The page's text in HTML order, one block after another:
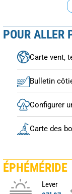
POUR ALLER
Carte vent,
Bulletin
Configurer
Carte des
ÉPHÉMÉRIDE
Lever